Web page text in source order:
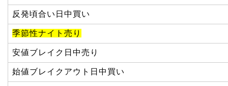
反発頃合い日中買い
季節性ナイト売り
安値ブレイク日中売り
始値ブレイクアウト日中買い